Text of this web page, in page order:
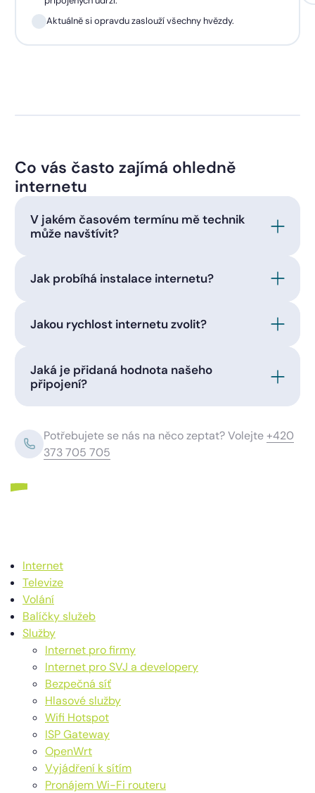
Aktuálně si opravdu zaslouží všechny hvězdy.
Co vás často zajímá ohledně
internetu
V jakém časovém termínu mě technik
může navštívit?
Jak probíhá instalace internetu?
Jakou rychlost internetu zvolit?
Jaká je přidaná hodnota našeho
připojení?
Potřebujete se nás na něco zeptat? Volejte+420
373 705 705
Internet
Televize
Volání
Balíčky služeb
Služby
Internet pro firmy
Internet pro SVJ a developery
Bezpečná síť
Hlasové služby
Wifi Hotspot
ISP Gateway
OpenWrt
Vyjádření k sítím
Pronájem Wi-Fi routeru